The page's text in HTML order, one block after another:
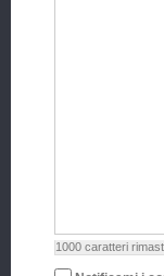
1000 caratteri